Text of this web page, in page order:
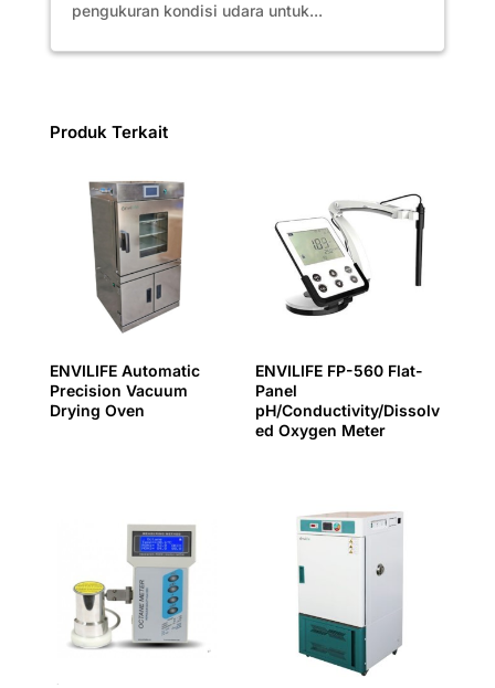
pengukuran kondisi udara untuk...
Produk Terkait
ENVILIFE Automatic
Precision Vacuum
Drying Oven
ENVILIFE FP-560 Flat-
Panel
pH/Conductivity/Dissolv
ed Oxygen Meter